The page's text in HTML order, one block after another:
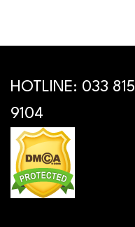
HOTLINE: 033 815
9104